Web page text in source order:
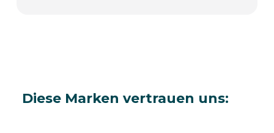
Diese Marken vertrauen uns: